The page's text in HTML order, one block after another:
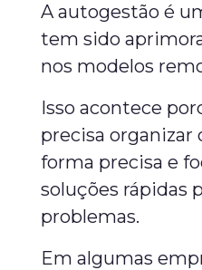
A autogestão é
tem sido
nos modelos
Isso acontece
precisa organizar
forma precisa e
soluções rápidas
problemas.
Em algumas